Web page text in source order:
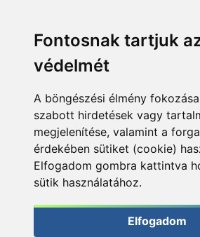
Fontosnak tartjuk
védelmét
A böngészési élmény
szabott hirdetések vagy
megjelenítése, valamint a
érdekében sütiket (cookie)
Elfogadom gombra kattintva
sütik használatához.
Elfogadom